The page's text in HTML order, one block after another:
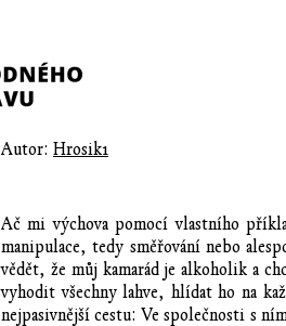
Autor: Hrosik1
Ač mi výchova pomocí vlastního
manipulace, tedy směřování nebo
vědět, že můj kamarád je alkoholik a
vyhodit všechny lahve, hlídat ho na
nejpasivnější cestu: Ve společnosti s